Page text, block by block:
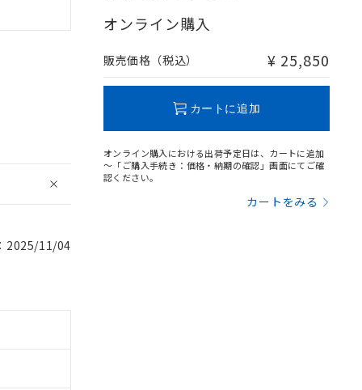
2025/11/04
オンライン購入
販売価格（税込） ¥ 25,850
カートに追加
オンライン購入における出荷予定日は、カートに追加
～「ご購入手続き：価格・納期の確認」画面にてご確
認ください。
カートをみる